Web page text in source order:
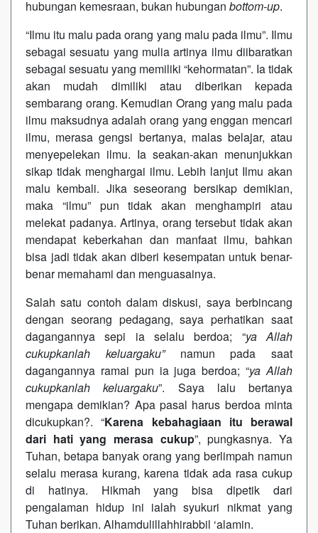
hubungan kemesraan, bukan hubungan bottom-up.
“Ilmu itu malu pada orang yang malu pada ilmu”. Ilmu
sebagai sesuatu yang mulia artinya ilmu diibaratkan
sebagai sesuatu yang memiliki “kehormatan”. Ia tidak
akan mudah dimiliki atau diberikan kepada
sembarang orang. Kemudian Orang yang malu pada
ilmu maksudnya adalah orang yang enggan mencari
ilmu, merasa gengsi bertanya, malas belajar, atau
menyepelekan ilmu. Ia seakan-akan menunjukkan
sikap tidak menghargai ilmu. Lebih lanjut Ilmu akan
malu kembali. Jika seseorang bersikap demikian,
maka “ilmu” pun tidak akan menghampiri atau
melekat padanya. Artinya, orang tersebut tidak akan
mendapat keberkahan dan manfaat ilmu, bahkan
bisa jadi tidak akan diberi kesempatan untuk benar-
benar memahami dan menguasainya.
Salah satu contoh dalam diskusi, saya berbincang
dengan seorang pedagang, saya perhatikan saat
dagangannya sepi ia selalu berdoa; “ya Allah
cukupkanlah keluargaku”namun pada saat
dagangannya ramai pun ia juga berdoa; “ya Allah
cukupkanlah keluargaku”. Saya lalu bertanya
mengapa demikian? Apa pasal harus berdoa minta
dicukupkan?. “Karena kebahagiaan itu berawal
dari hati yang merasa cukup”, pungkasnya. Ya
Tuhan, betapa banyak orang yang berlimpah namun
selalu merasa kurang, karena tidak ada rasa cukup
di hatinya. Hikmah yang bisa dipetik dari
pengalaman hidup ini ialah syukuri nikmat yang
Tuhan berikan. Alhamdulillahhirabbil ‘alamin.